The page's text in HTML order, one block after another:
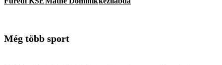
Még több sport